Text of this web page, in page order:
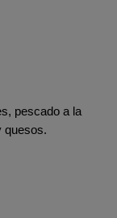
pescado a la
quesos.